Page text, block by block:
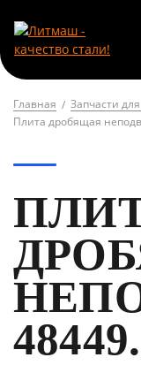
Главная Запчасти
Плита дробящая